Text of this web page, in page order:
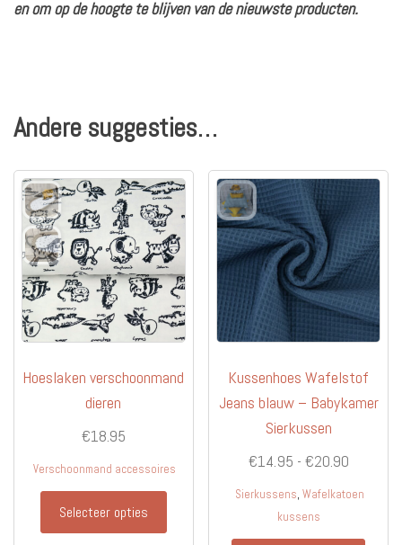
en om op de hoogte te blijven van de nieuwste producten.
Andere suggesties…
Hoeslaken verschoonmand
dieren
€18.95
Verschoonmand accessoires
Selecteer opties
Kussenhoes Wafelstof
Jeans blauw – Babykamer
Sierkussen
€14.95 - €20.90
€20.90
Sierkussens, Wafelkatoen
kussens